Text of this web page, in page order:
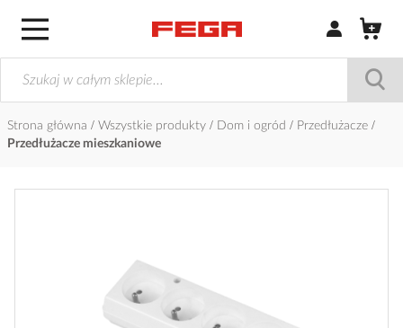
Zaloguj się /
Strona główna Wszystkie produkty Dom i ogród
Przedłużacze
Przedłużacze mieszkaniowe